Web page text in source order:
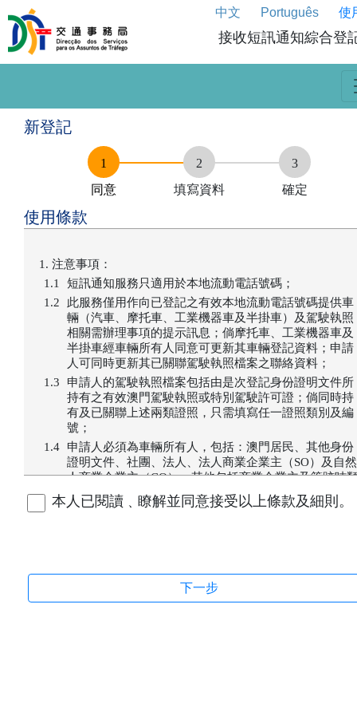
中文 Português 使
接收短訊通知綜合登
新登記
同意 填寫資料 確定
使用條款
注意事項：
短訊通知服務只適用於本地流動電話號碼；
此服務僅用作向已登記之有效本地流動電話號碼提供車
輛（汽車、摩托車、工業機器車及半掛車）及駕駛執照
相關需辦理事項的提示訊息；倘摩托車、工業機器車及
半掛車經車輛所有人同意可更新其車輛登記資料；申請
人可同時更新其已關聯駕駛執照檔案之聯絡資料；
申請人的駕駛執照檔案包括由是次登記身份證明文件所
持有之有效澳門駕駛執照或特別駕駛許可證；倘同時持
有及已關聯上述兩類證照，只需填寫任一證照類別及編
號；
申請人必須為車輛所有人，包括：澳門居民、其他身份
證明文件、社團、法人、法人商業企業主（SO）及自然
人商業企業主（CO）；其他包括商業企業主及筆跡咭
別申請人須前往服務專區辦理登記服務；
如車輛所有人多於一人，申請時只需輸入其中一人之資
準；
車輛所有權如有變動或車輛已被取消註冊，本短訊通知
本人已閱讀﹑瞭解並同意接受以上條款及細則。